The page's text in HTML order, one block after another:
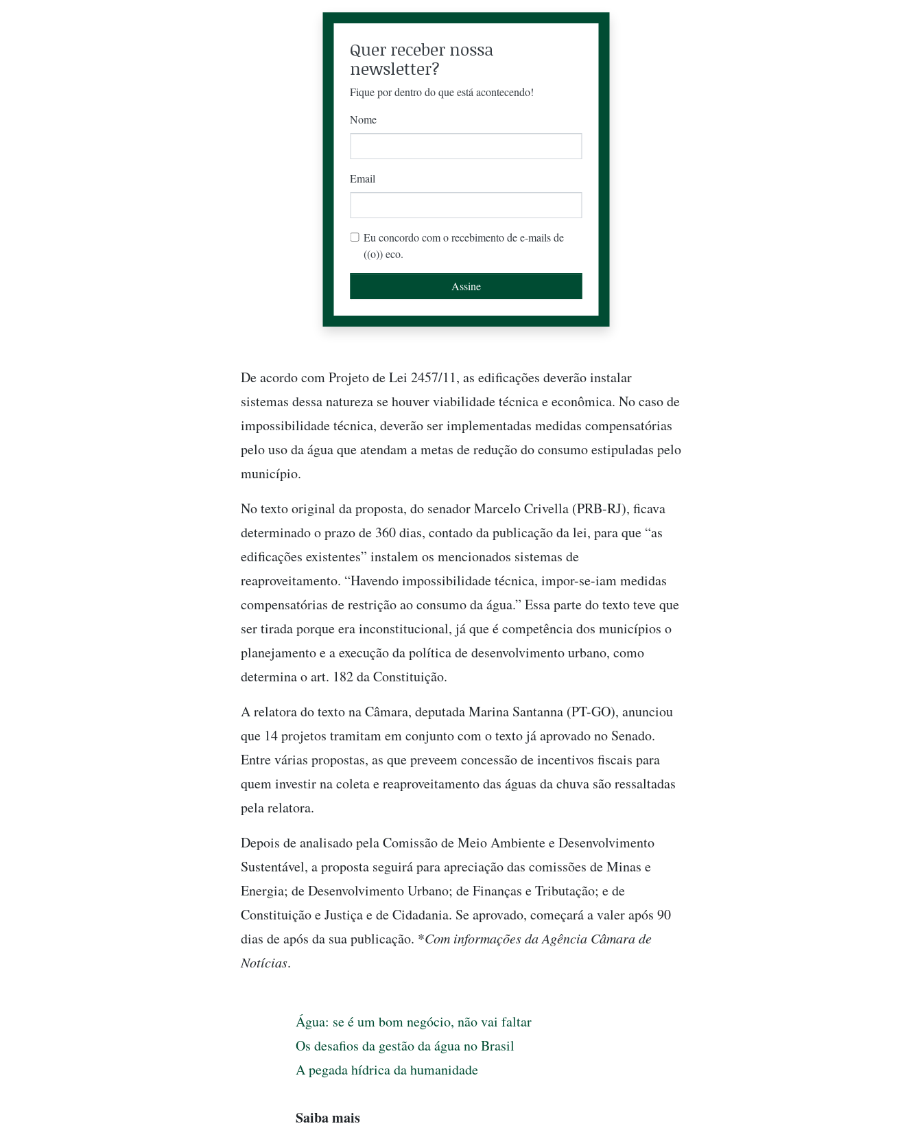
Quer receber nossa
newsletter?
Fique por dentro do que está acontecendo!
Nome
Email
Eu concordo com o recebimento de e-mails de
((o)) eco.
De acordo com Projeto de Lei 2457/11, as edificações deverão instalar
sistemas dessa natureza se houver viabilidade técnica e econômica. No caso de
impossibilidade técnica, deverão ser implementadas medidas compensatórias
pelo uso da água que atendam a metas de redução do consumo estipuladas pelo
município.
No texto original da proposta, do senador Marcelo Crivella (PRB-RJ), ficava
determinado o prazo de 360 dias, contado da publicação da lei, para que “as
edificações existentes” instalem os mencionados sistemas de
reaproveitamento. “Havendo impossibilidade técnica, impor-se-iam medidas
compensatórias de restrição ao consumo da água.” Essa parte do texto teve que
ser tirada porque era inconstitucional, já que é competência dos municípios o
planejamento e a execução da política de desenvolvimento urbano, como
determina o art. 182 da Constituição.
A relatora do texto na Câmara, deputada Marina Santanna (PT-GO), anunciou
que 14 projetos tramitam em conjunto com o texto já aprovado no Senado.
Entre várias propostas, as que preveem concessão de incentivos fiscais para
quem investir na coleta e reaproveitamento das águas da chuva são ressaltadas
pela relatora.
Depois de analisado pela Comissão de Meio Ambiente e Desenvolvimento
Sustentável, a proposta seguirá para apreciação das comissões de Minas e
Energia; de Desenvolvimento Urbano; de Finanças e Tributação; e de
Constituição e Justiça e de Cidadania. Se aprovado, começará a valer após 90
dias de após da sua publicação. *Com informações da Agência Câmara de
Notícias.
Água: se é um bom negócio, não vai faltar
Os desafios da gestão da água no Brasil
A pegada hídrica da humanidade
Saiba mais